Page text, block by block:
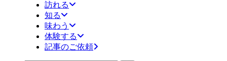
訪れる
知る
味わう
体験する
記事のご依頼